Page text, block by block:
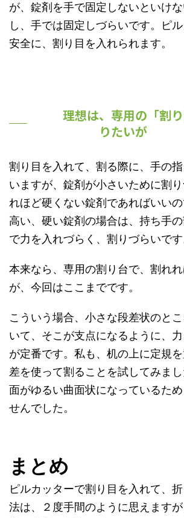
が、錠剤を手で固定しないといけ
し、手では固定しづらいです。ピル
安全に、割り目を入れられます。
理想は、専用の「割
りたいが
割り目を入れて、割る際に、手の
いますが、錠剤が小さいために割
れほど硬くない錠剤であればいい
高い、硬い錠剤の場合は、持ち手
で力を入れづらく、割りづらいです
本来なら、専用の割り台で、割れ
が、今回はここまでです。
こういう場合、小さな段差状のと
いて、そこが支点になるように、
が定番です。私も、机の上に定規
差を使って割ることを試してみま
面がゆるい曲面状になっているた
せんでした。
まとめ
ピルカッターで割り目を入れて、
法は、２度手間のように思えますが